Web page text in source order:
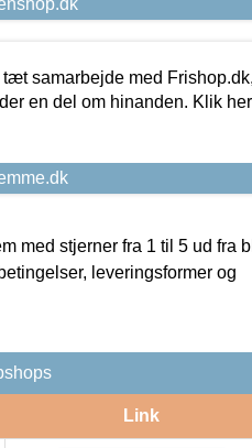
samarbejde med
en del om hinanden. Klik
med stjerner fra 1 til 5 ud fra
leveringsformer og
Link